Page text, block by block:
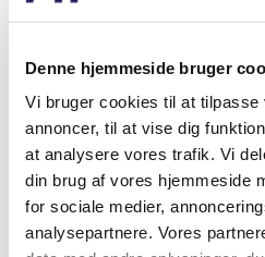
Denne hjemmeside bruger
Vi bruger cookies til at tilpasse
annoncer, til at vise dig
at analysere vores trafik. Vi
din brug af vores hjemmeside
for sociale medier,
analysepartnere. Vores
Højde til center af aksel (mm)
Lejebefæstigelse
Dæksel